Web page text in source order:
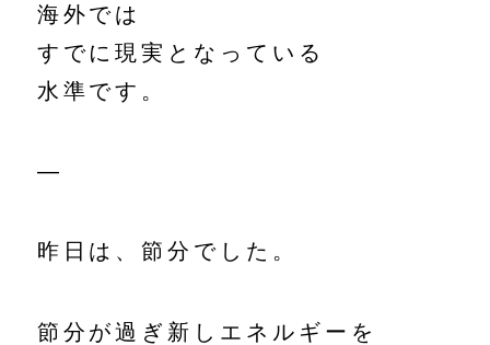
海外では
すでに現実となっている
水準です。
—
昨日は、節分でした。
節分が過ぎ新しエネルギーを